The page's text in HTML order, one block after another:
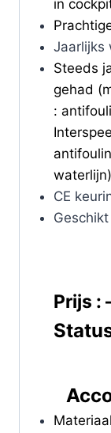
in
Jaarlijks
Steeds
gehad
:
waterlijn)
CE
Prijs :